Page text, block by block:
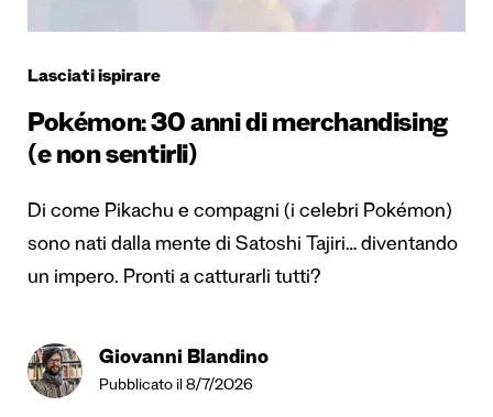
Lasciati ispirare
Pokémon: 30 anni di merchandising
(e non sentirli)
Di come Pikachu e compagni (i celebri Pokémon)
sono nati dalla mente di Satoshi Tajiri… diventando
un impero. Pronti a catturarli tutti?
Giovanni Blandino
Pubblicato il 8/7/2026